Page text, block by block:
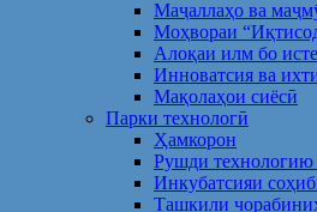
Маҷаллаҳо ва
Моҳвораи
Алоқаи илм бо
Инноватсия ва
Мақолаҳои сиёсӣ
Парки технологӣ
Ҳамкорон
Рушди технологию
Инкубатсияи
Ташкили